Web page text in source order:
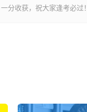
分收获，祝大家逢考必过！